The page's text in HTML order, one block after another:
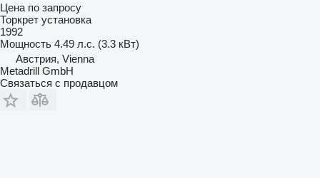
Цена по запросу
Торкрет установка
1992
Мощность 4.49 л.с. (3.3 кВт)
Австрия, Vienna
Metadrill GmbH
Связаться с продавцом